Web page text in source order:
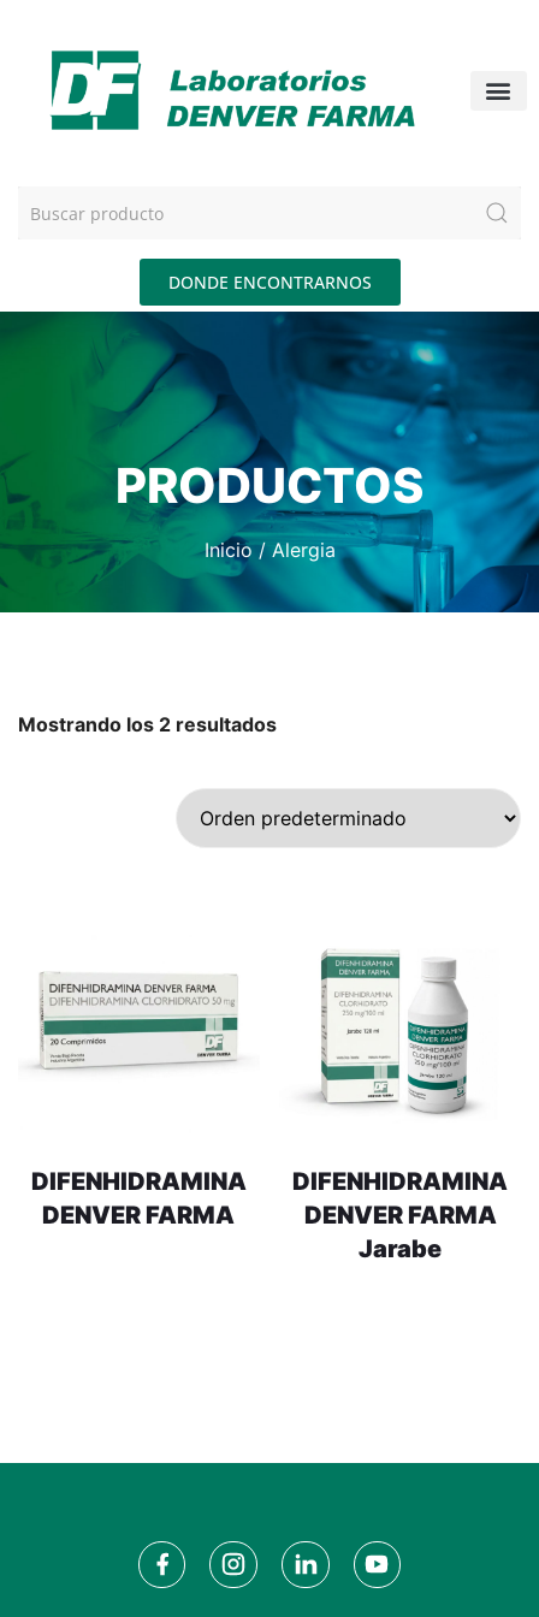
DONDE ENCONTRARNOS
PRODUCTOS
Inicio/ Alergia
Mostrando los 2 resultados
DIFENHIDRAMINA
DENVER FARMA
DIFENHIDRAMINA
DENVER FARMA
Jarabe